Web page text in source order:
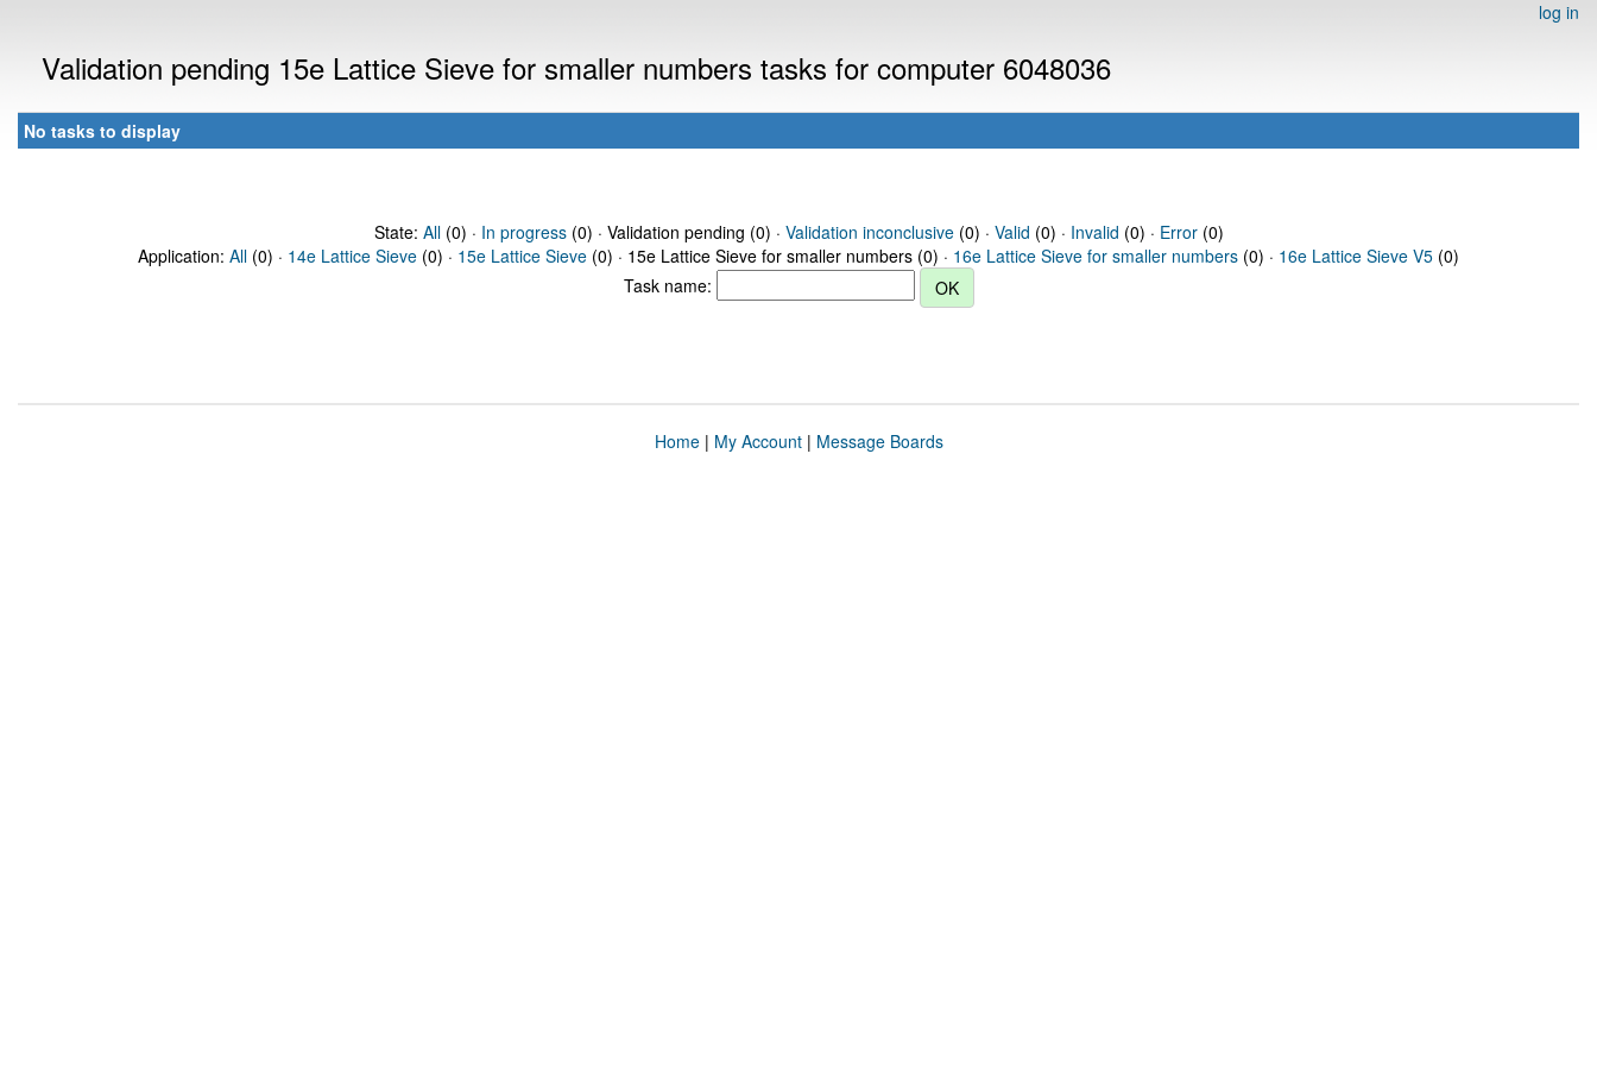
log in
Validation pending 15e Lattice Sieve for smaller numbers tasks for computer 6048036
No tasks to display
State: All(0) · In progress(0) · Validation pending (0) · Validation inconclusive(0) · Valid (0) · Invalid (0) · Error(0)
Application: All (0) · 14e Lattice Sieve (0) · 15e Lattice Sieve (0) · 15e Lattice Sieve for smaller numbers (0) · 16e Lattice Sieve for smaller numbers (0) · 16e Lattice Sieve V5 (0)
Task name:
Home| My Account| Message Boards